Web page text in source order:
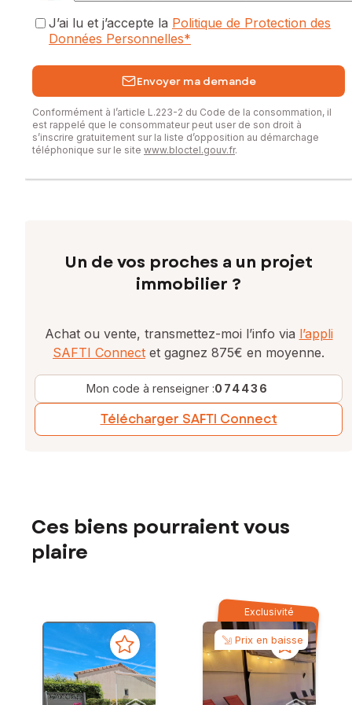
J’ai lu et j’accepte la Politique de Protection des
Données Personnelles*
Envoyer ma demande
Conformément à l’article L.223-2 du Code de la consommation, il
est rappelé que le consommateur peut user de son droit à
s’inscrire gratuitement sur la liste d’opposition au démarchage
téléphonique sur le site www.bloctel.gouv.fr.
Un de vos proches a un projet
immobilier ?
Achat ou vente, transmettez-moi l’info via l’appli
SAFTI Connect et gagnez 875€ en moyenne.
Mon code à renseigner :074436
Télécharger SAFTI Connect
Ces biens pourraient vous
plaire
Exclusivité
Prix en baisse